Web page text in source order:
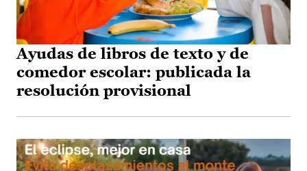
Ayudas de libros de texto y de
comedor escolar: publicada la
resolución provisional